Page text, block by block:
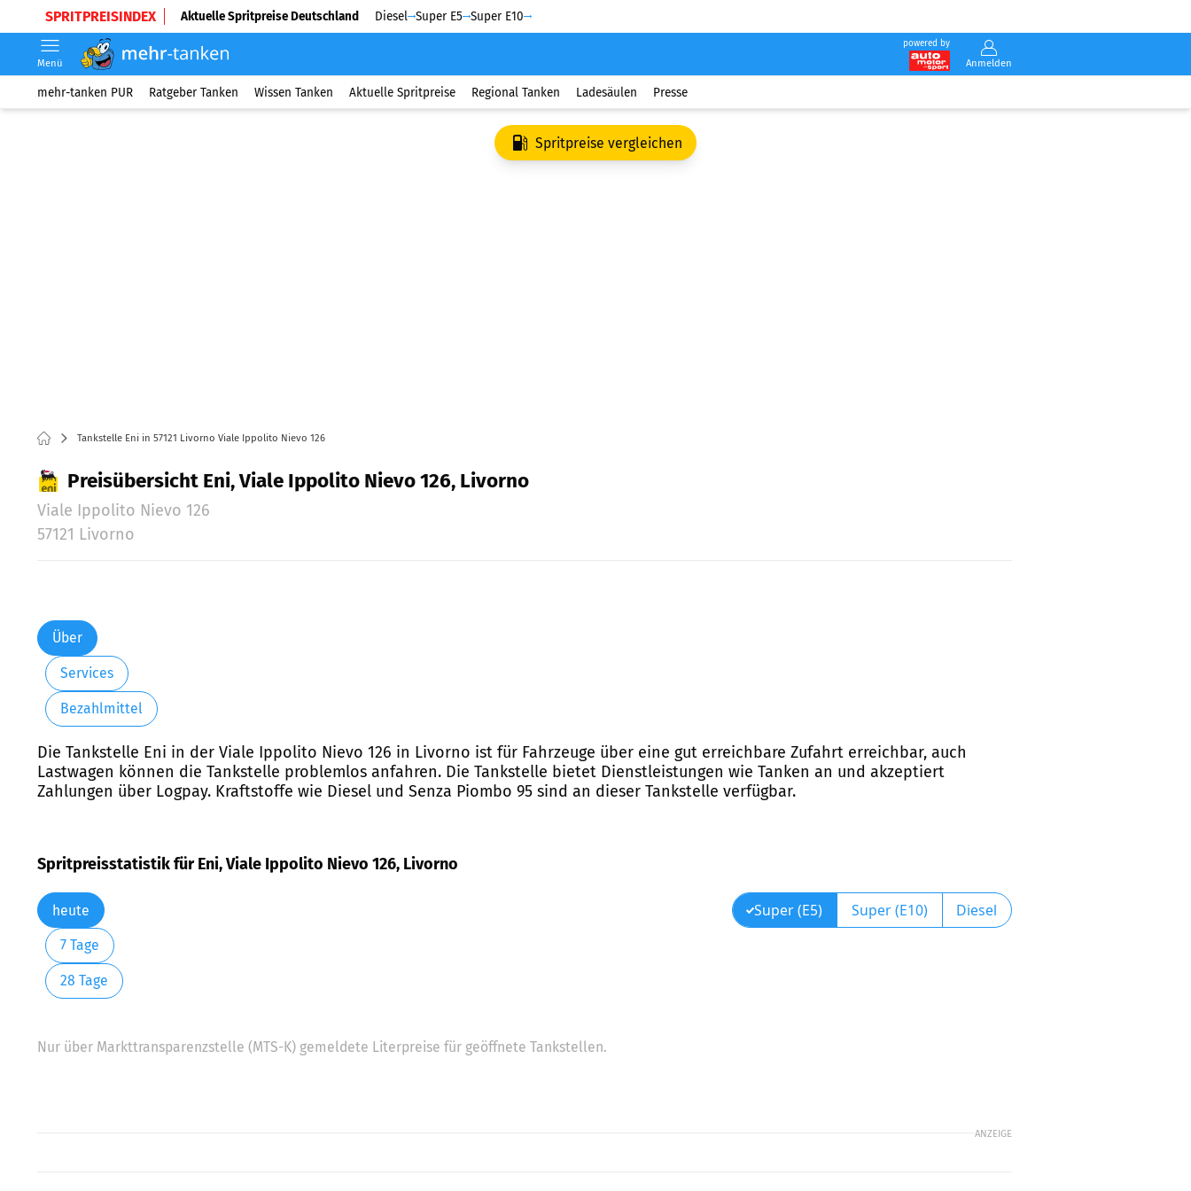
SPRITPREISINDEX Aktuelle Spritpreise Deutschland Diesel Super E5 Super E10
powered by
Anmelden
Menü
mehr-tanken PUR Ratgeber Tanken Wissen Tanken Aktuelle Spritpreise Regional Tanken Ladesäulen Presse
Spritpreise vergleichen
Tankstelle Eni in 57121 Livorno Viale Ippolito Nievo 126
Preisübersicht Eni, Viale Ippolito Nievo 126, Livorno
Viale Ippolito Nievo 126
57121 Livorno
Über
Services
Bezahlmittel
Die Tankstelle Eni in der Viale Ippolito Nievo 126 in Livorno ist für Fahrzeuge über eine gut erreichbare Zufahrt erreichbar, auch
Lastwagen können die Tankstelle problemlos anfahren. Die Tankstelle bietet Dienstleistungen wie Tanken an und akzeptiert
Zahlungen über Logpay. Kraftstoffe wie Diesel und Senza Piombo 95 sind an dieser Tankstelle verfügbar.
Spritpreisstatistik für Eni, Viale Ippolito Nievo 126, Livorno
heute
7 Tage
28 Tage
Super (E5) Super (E10) Diesel
Nur über Markttransparenzstelle (MTS-K) gemeldete Literpreise für geöffnete Tankstellen.
ANZEIGE